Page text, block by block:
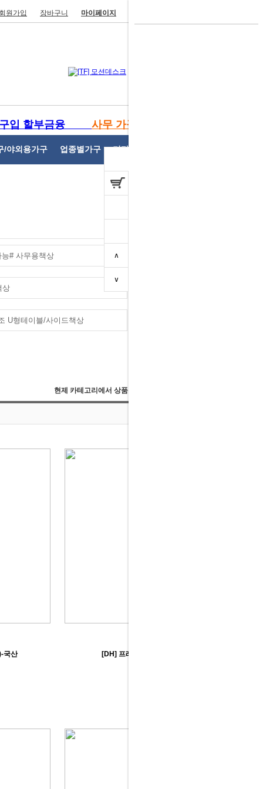
회원가입 장바구니 마이페이지
입 할부금융 사무 가구 렌탈
/야외용가구 업종별가구 기타사무용가구
∧
∨
# 사무용책상
상
U형테이블/사이드책상
현제 카테고리에서 상품검색 :
국산 [DH] 프레지던트책상(월낫)-국산